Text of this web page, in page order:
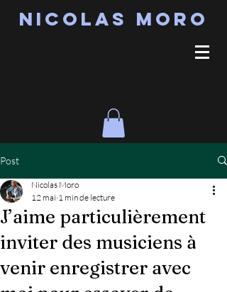
Nicolas MORO
Post
J’aime particulièrement
inviter des musiciens à
venir enregistrer avec
Nicolas Moro
12 mai 1 min de lecture